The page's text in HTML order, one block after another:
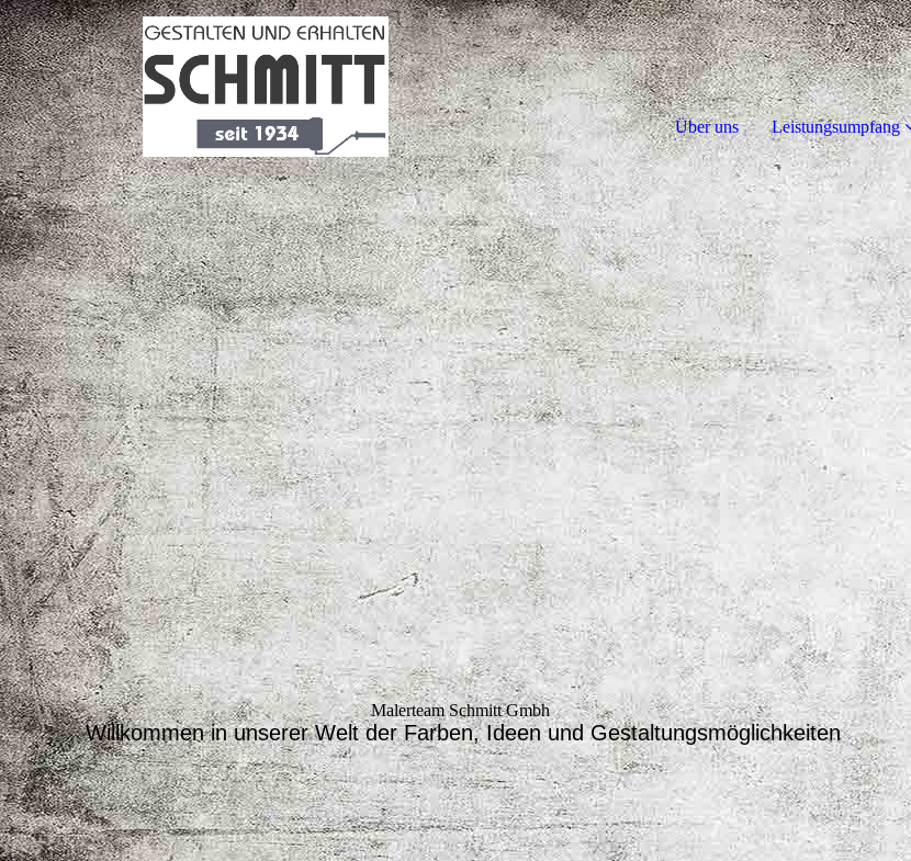
Über uns Leistungsumpfang
Malerteam Schmitt Gmbh
Willkommen in unserer Welt der Farben, Ideen und Gestaltungsmöglichkeiten